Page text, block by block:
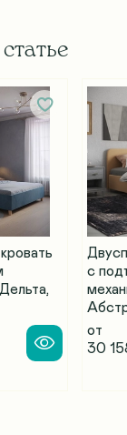
с
от
30